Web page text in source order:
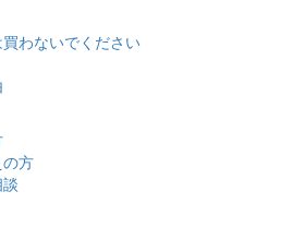
わないでください
方